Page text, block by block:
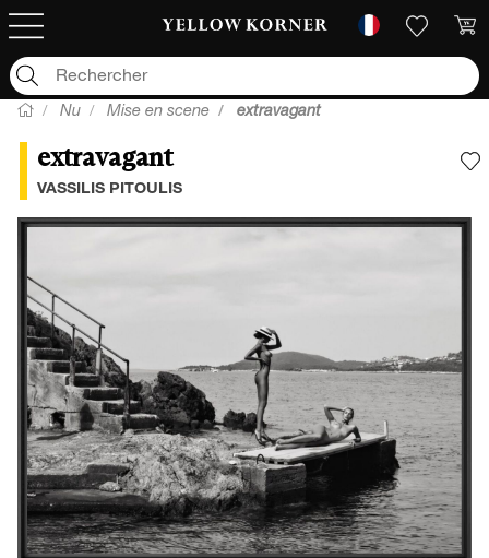
Nu Mise en scene extravagant
extravagant
VASSILIS PITOULIS